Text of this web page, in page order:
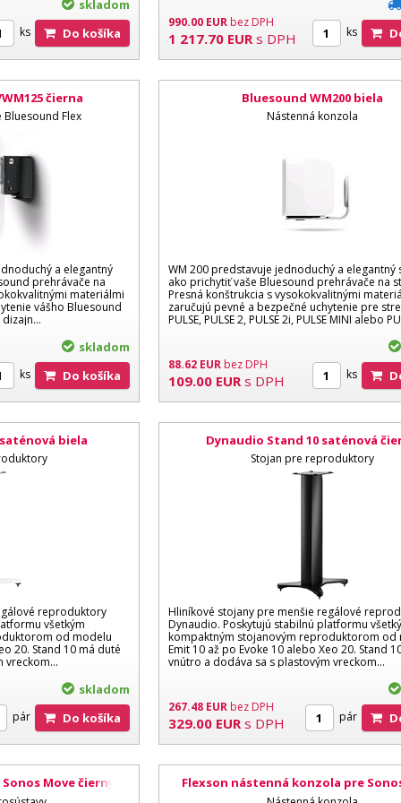
skladom
ks Do košíka
990.00 EURbez DPH
1 217.70 EUR s DPH ks
čierna
Flex
a elegantný
prehrávače na
materiálmi
vášho Bluesound
dizajn...
skladom
ks Do košíka
Bluesound WM200 biela
Nástenná konzola
WM 200 predstavuje jednoduchý a elegantný
ako prichytiť vaše Bluesound prehrávače na
Presná konštrukcia s vysokokvalitnými
zaručujú pevné a bezpečné uchytenie pre
PULSE, PULSE 2, PULSE 2i, PULSE MINI alebo
88.62 EURbez DPH
109.00 EUR s DPH ks
biela
reproduktory
všetkým
od modelu
20. Stand 10 má duté
vreckom...
skladom
pár Do košíka
Dynaudio Stand 10 saténová
Stojan pre reproduktory
Hliníkové stojany pre menšie regálové
Dynaudio. Poskytujú stabilnú platformu
kompaktným stojanovým reproduktorom od
Emit 10 až po Evoke 10 alebo Xeo 20. Stand
vnútro a dodáva sa s plastovým vreckom...
267.48 EUR bez DPH
329.00 EUR s DPH pár
Move čierny
Flexson nástenná konzola pre
Play:5 biela